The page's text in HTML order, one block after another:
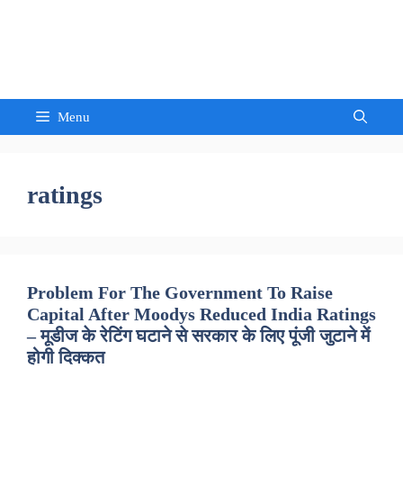
Menu
ratings
Problem For The Government To Raise
Capital After Moodys Reduced India Ratings
– मूडीज के रेटिंग घटाने से सरकार के लिए पूंजी जुटाने में
होगी दिक्कत